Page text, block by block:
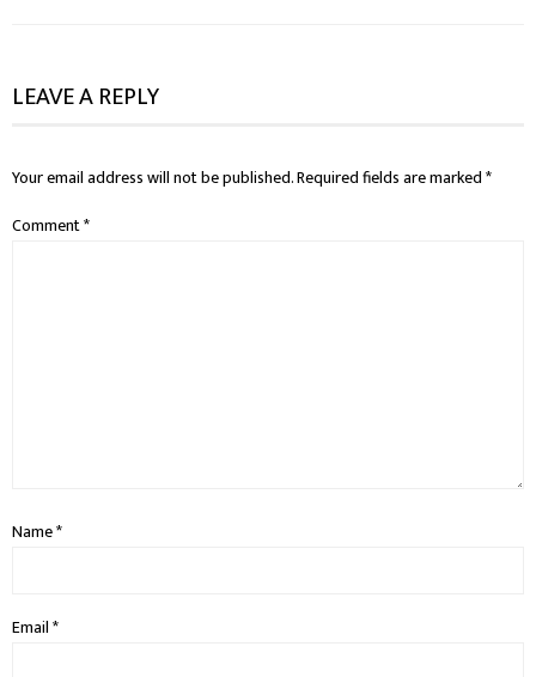
LEAVE A REPLY
Your email address will not be published.Required fields are marked*
Comment*
Name*
Email*